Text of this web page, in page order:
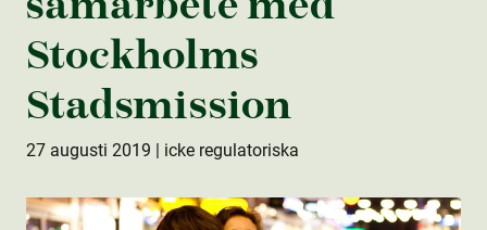
Stockholms
Stadsmission
27 augusti 2019 | icke regulatoriska